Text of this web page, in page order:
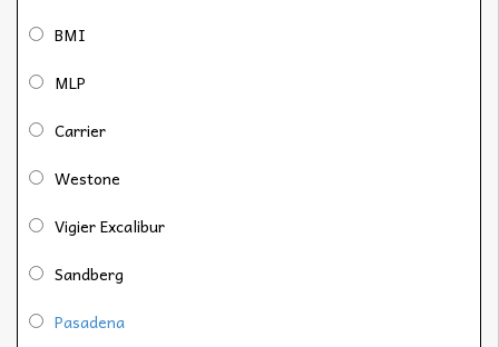
BMI
MLP
Carrier
Westone
Vigier Excalibur
Sandberg
Pasadena